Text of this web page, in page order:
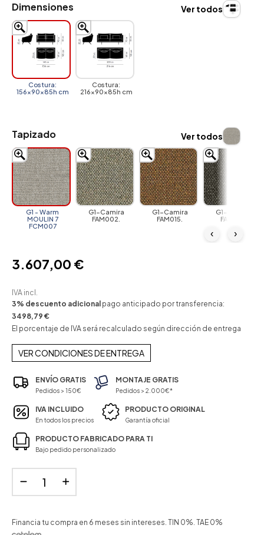
Dimensiones
Costura:
156x90x85h cm
Costura:
216x90x85h cm
Ver todos
Tapizado
G1 - Warm
MOULIN 7
FCM007
G1-Camira
FAM002.
G1-Camira
FAM015.
G1-Camira
FAM016.
‹ ›
Ver todos
3.607,00 €
IVA incl.
3% descuento adicional pago anticipado por transferencia:
3498,79 €
El porcentaje de IVA será recalculado según dirección de entrega
VER CONDICIONES DE ENTREGA
ENVÍO GRATIS
Pedidos > 150€
MONTAJE GRATIS
Pedidos > 2.000€*
IVA INCLUIDO
En todos los precios
PRODUCTO ORIGINAL
Garantía oficial
PRODUCTO FABRICADO PARA TI
Bajo pedido personalizado
Financia tu compra en 6 meses sin intereses. TIN 0%. TAE 0%